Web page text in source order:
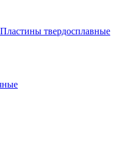
Пластины твердосплавные